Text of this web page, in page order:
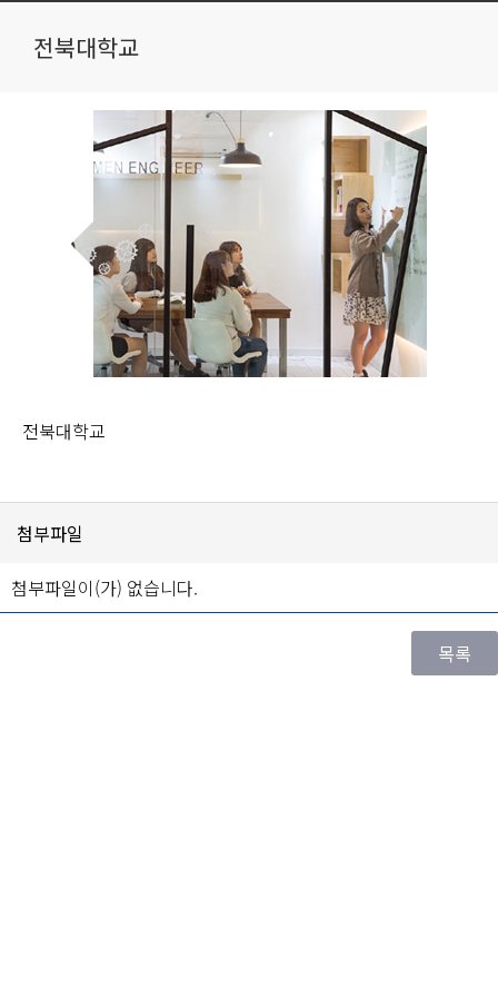
전북대학교
전북대학교
첨부파일
첨부파일이(가) 없습니다.